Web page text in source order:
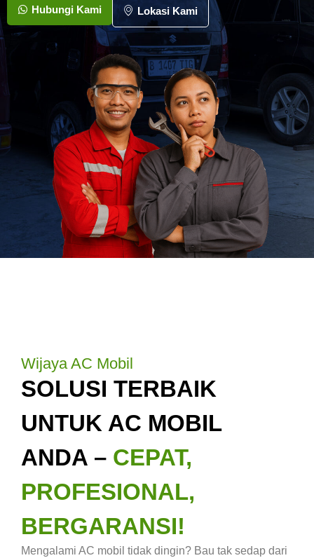
Hubungi Kami Lokasi Kami
Wijaya AC Mobil
SOLUSI TERBAIK
UNTUK AC MOBIL
ANDA – CEPAT,
PROFESIONAL,
BERGARANSI!
Mengalami AC mobil tidak dingin? Bau tak sedap dari